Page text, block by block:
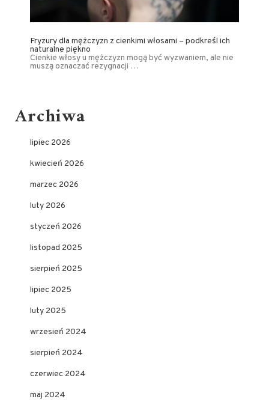
Fryzury dla mężczyzn z cienkimi włosami – podkreśl ich
naturalne piękno
Cienkie włosy u mężczyzn mogą być wyzwaniem, ale nie
muszą oznaczać rezygnacji …
Archiwa
lipiec 2026
kwiecień 2026
marzec 2026
luty 2026
styczeń 2026
listopad 2025
sierpień 2025
lipiec 2025
luty 2025
wrzesień 2024
sierpień 2024
czerwiec 2024
maj 2024